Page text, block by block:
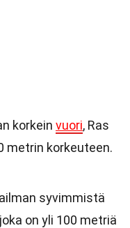
korkein vuori, Ras
metrin korkeuteen.
syvimmistä
on yli 100 metriä